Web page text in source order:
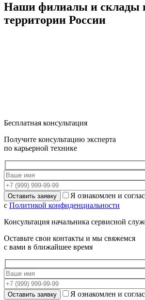
Наши филиалы и склады
территории России
Бесплатная консультация
Получите консультацию эксперта
по карьерной технике
Я ознакомлен и
с Политикой конфиденциальности
Консультация начальника сервисной
Оставьте свои контакты и мы свяжемся
с вами в ближайшее время
Я ознакомлен и